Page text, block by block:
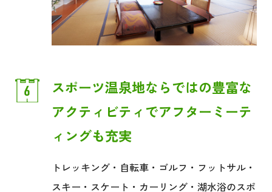
スポーツ温泉地ならではの豊富な
アクティビティでアフターミーテ
ィングも充実
トレッキング・自転車・ゴルフ・フットサル・
スキー・スケート・カーリング・湖水浴のスポ